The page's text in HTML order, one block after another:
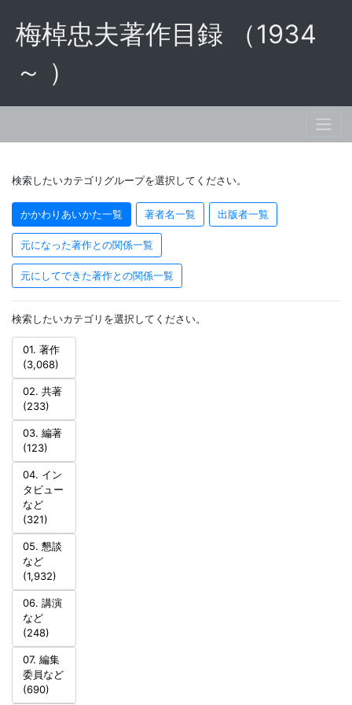
梅棹忠夫著作目録 （1934
～ ）
検索したいカテゴリグループを選択してください。
かかわりあいかた一覧 著者名一覧 出版者一覧
元になった著作との関係一覧
元にしてできた著作との関係一覧
検索したいカテゴリを選択してください。
01. 著作
(3,068)
02. 共著
(233)
03. 編著
(123)
04. イン
タビュー
など
(321)
05. 懇談
など
(1,932)
06. 講演
など
(248)
07. 編集
委員など
(690)